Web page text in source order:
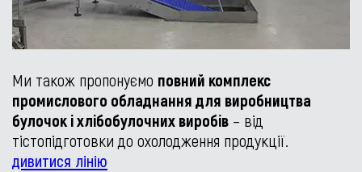
Ми також пропонуємо повний комплекс
промислового обладнання для виробництва
булочок і хлібобулочних виробів – від
тістопідготовки до охолодження продукції.
дивитися лінію